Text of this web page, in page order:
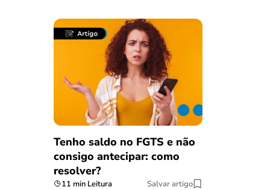
Tenho saldo no FGTS e não
consigo antecipar: como
resolver?
11 min Leitura Salvar artigo